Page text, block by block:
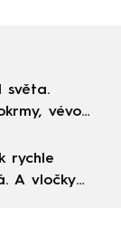
světa.
vévodí
rychle
A vločky